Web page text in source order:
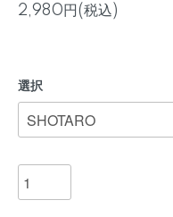
2,980円(税込)
選択